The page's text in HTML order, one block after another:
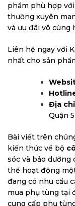
phẩm phù hợp
thường xuyên
và ưu đãi vô cùng
Liên hệ ngay với
nhất cho sản
Địa
Quận
Bài viết trên
kiến thức về bộ
sóc và bảo dưỡng
thể hoạt động
đang có nhu cầu
mua phụ tùng tại
cung cấp phụ